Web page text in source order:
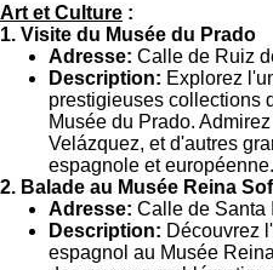
Art et Culture :
1. Visite du Musée du Prado
Adresse: Calle de Ruiz
Description: Explorez
prestigieuses collections
Musée du Prado.
Velázquez, et d'autres
espagnole et européenne.
2. Balade au Musée Reina
Adresse: Calle de Santa
Description: Découvrez
espagnol au Musée